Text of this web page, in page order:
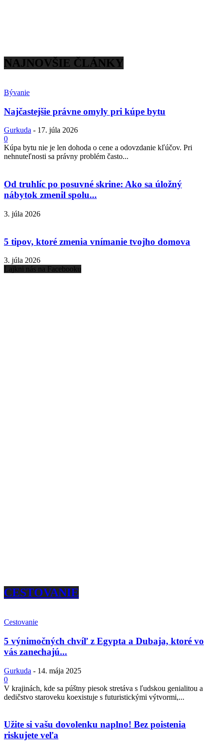
NAJNOVŠIE ČLÁNKY
Bývanie
Najčastejšie právne omyly pri kúpe bytu
Gurkuda - 17. júla 2026
0
Kúpa bytu nie je len dohoda o cene a odovzdanie kľúčov. Pri
nehnuteľnosti sa právny problém často...
Od truhlíc po posuvné skrine: Ako sa úložný
nábytok zmenil spolu...
3. júla 2026
5 tipov, ktoré zmenia vnímanie tvojho domova
3. júla 2026
Lajkni nás na Facebooku
CESTOVANIE
Cestovanie
5 výnimočných chvíľ z Egypta a Dubaja, ktoré vo
vás zanechajú...
Gurkuda - 14. mája 2025
0
V krajinách, kde sa púštny piesok stretáva s ľudskou genialitou a
dedičstvo staroveku koexistuje s futuristickými výtvormi,...
Užite si vašu dovolenku naplno! Bez poistenia
riskujete veľa